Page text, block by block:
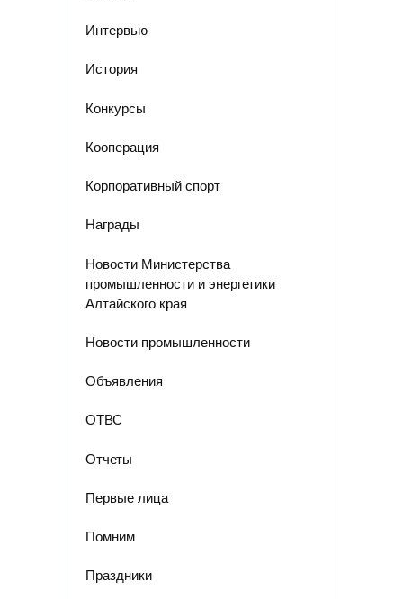
Интервью
История
Конкурсы
Кооперация
Корпоративный спорт
Награды
Новости Министерства
промышленности и энергетики
Алтайского края
Новости промышленности
Объявления
ОТВС
Отчеты
Первые лица
Помним
Праздники